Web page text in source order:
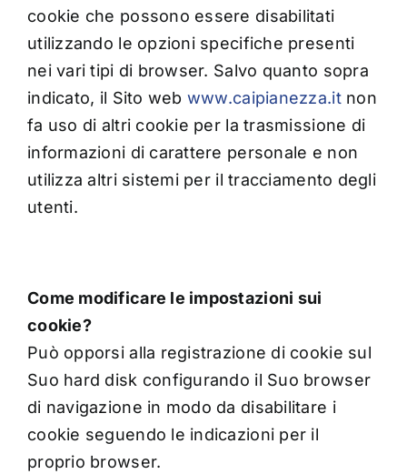
cookie che possono essere disabilitati
utilizzando le opzioni specifiche presenti
nei vari tipi di browser. Salvo quanto sopra
indicato, il Sito web www.caipianezza.itnon
fa uso di altri cookie per la trasmissione di
informazioni di carattere personale e non
utilizza altri sistemi per il tracciamento degli
utenti.
Come modificare le impostazioni sui
cookie?
Può opporsi alla registrazione di cookie sul
Suo hard disk configurando il Suo browser
di navigazione in modo da disabilitare i
cookie seguendo le indicazioni per il
proprio browser.